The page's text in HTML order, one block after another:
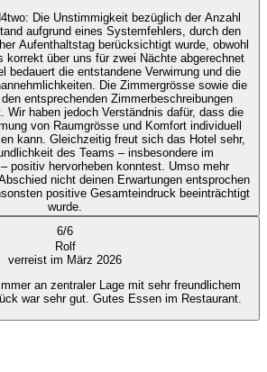
: Die Unstimmigkeit bezüglich der Anzahl
aufgrund eines Systemfehlers, durch den
Aufenthaltstag berücksichtigt wurde, obwohl
korrekt über uns für zwei Nächte abgerechnet
bedauert die entstandene Verwirrung und die
Die Zimmergrösse sowie die
entsprechenden Zimmerbeschreibungen
Wir haben jedoch Verständnis dafür, dass die
von Raumgrösse und Komfort individuell
kann. Gleichzeitig freut sich das Hotel sehr,
des Teams – insbesondere im
positiv hervorheben konntest. Umso mehr
nicht deinen Erwartungen entsprochen
positive Gesamteindruck beeinträchtigt
wurde.
6/6
Rolf
verreist im März 2026
an zentraler Lage mit sehr freundlichem
war sehr gut. Gutes Essen im Restaurant.